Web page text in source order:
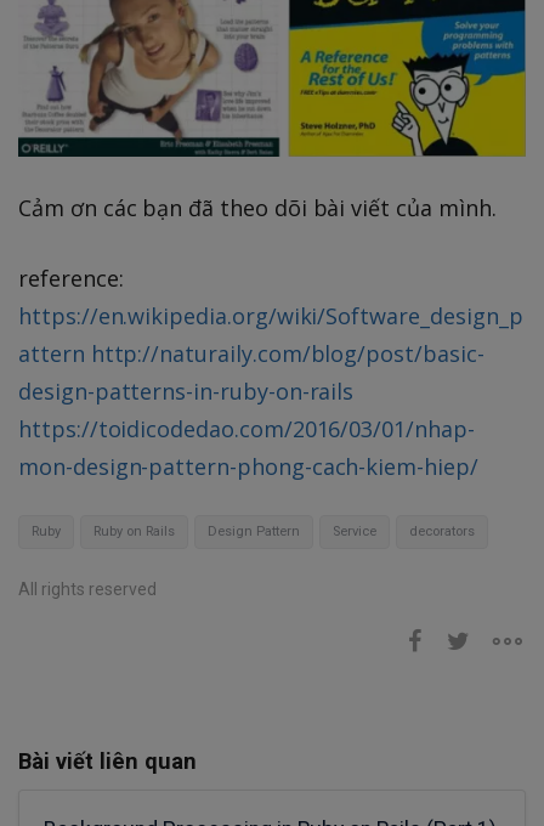
Cảm ơn các bạn đã theo dõi bài viết của mình.
reference:
https://en.wikipedia.org/wiki/Software_design_p
attern http://naturaily.com/blog/post/basic-
design-patterns-in-ruby-on-rails
https://toidicodedao.com/2016/03/01/nhap-
mon-design-pattern-phong-cach-kiem-hiep/
Ruby Ruby on Rails Design Pattern Service decorators
All rights reserved
Bài viết liên quan